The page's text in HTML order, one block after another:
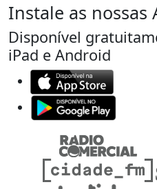
Instale as nossas
Disponível
iPad e Android